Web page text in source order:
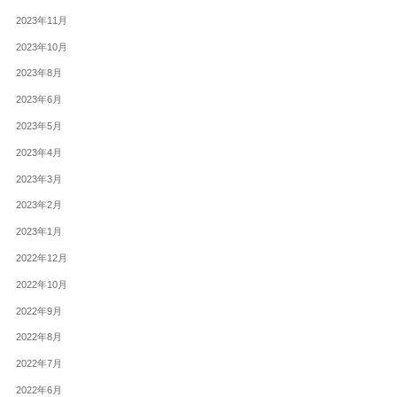
2023年11月
2023年10月
2023年8月
2023年6月
2023年5月
2023年4月
2023年3月
2023年2月
2023年1月
2022年12月
2022年10月
2022年9月
2022年8月
2022年7月
2022年6月